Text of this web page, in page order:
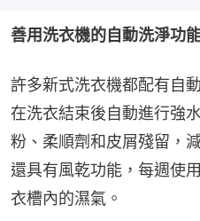
善用洗衣機的自動洗淨功
許多新式洗衣機都配有自
在洗衣結束後自動進行強
粉、柔順劑和皮屑殘留，
還具有風乾功能，每週使
衣槽內的濕氣。